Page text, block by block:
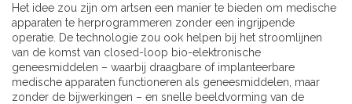
Het idee zou zijn om artsen een manier te bieden om medische
apparaten te herprogrammeren zonder een ingrijpende
operatie. De technologie zou ook helpen bij het stroomlijnen
van de komst van closed-loop bio-elektronische
geneesmiddelen – waarbij draagbare of implanteerbare
medische apparaten functioneren als geneesmiddelen, maar
zonder de bijwerkingen – en snelle beeldvorming van de